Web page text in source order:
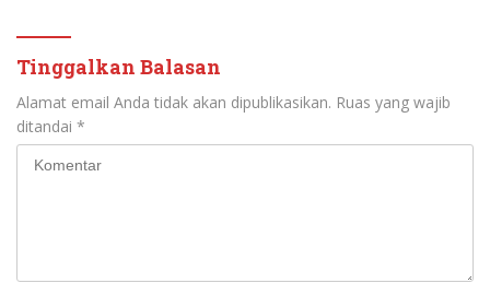
Tinggalkan Balasan
Alamat email Anda tidak akan dipublikasikan. Ruas yang wajib
ditandai *